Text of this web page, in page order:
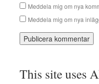
Meddela mig om nya
Meddela mig om nya
This site uses